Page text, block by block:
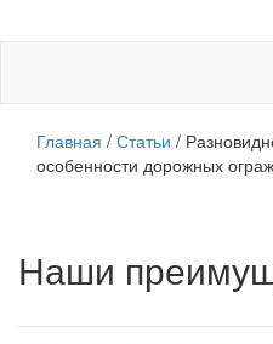
Главная / Статьи /
особенности дорожных
Наши